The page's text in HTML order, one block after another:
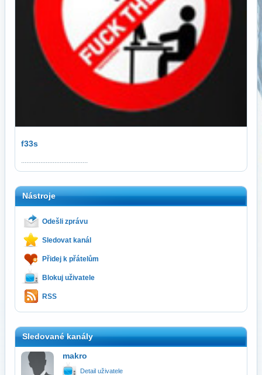
f33s
Nástroje
Odešli zprávu
Sledovat kanál
Přidej k přátelům
Blokuj uživatele
RSS
Sledované kanály
makro
Detail uživatele